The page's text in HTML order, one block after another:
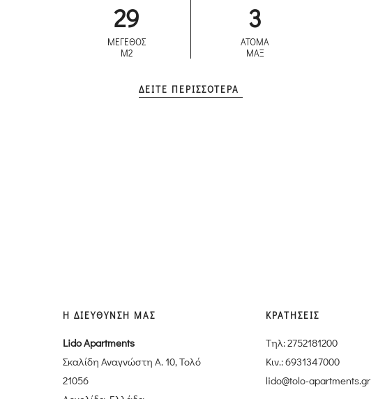
29
ΜΕΓΕΘΟΣ
M2
3
ΑΤΟΜΑ
ΜΑΞ
ΔΕΙΤΕ ΠΕΡΙΣΣΟΤΕΡΑ
Η ΔΙΕΥΘΥΝΣΗ ΜΑΣ
Lido Apartments
Σκαλίδη Αναγνώστη Α. 10, Τολό
21056
ΚΡΑΤΗΣΕΙΣ
Tηλ: 2752181200
Κιν.: 6931347000
lido@tolo-apartments.gr